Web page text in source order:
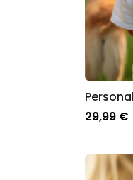
29,99 €